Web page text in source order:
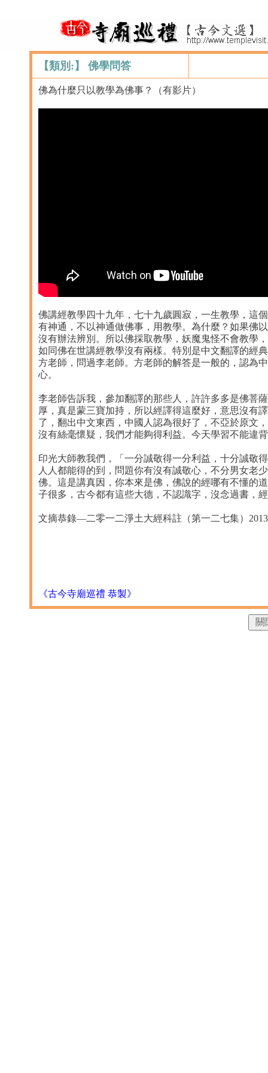
【類別:】 佛學問答
佛為什麼只以教學為佛事？（有影片）
佛講經教學四十九年，七十九歲圓寂，一生教學，這
有神通，不以神通做佛事，用教學。為什麼？如果佛
沒有辦法辨別。所以佛採取教學，妖魔鬼怪不會教學
如同佛在世講經教學沒有兩樣。特別是中文翻譯的經
方老師，問過李老師。方老師的解答是一般的，認為
心。
李老師告訴我，參加翻譯的那些人，許許多多是佛菩
厚，真是蒙三寶加持，所以經譯得這麼好，意思沒有
了，翻出中文東西，中國人認為很好了，不亞於原文
沒有絲毫懷疑，我們才能夠得利益。今天學習不能違
印光大師教我們，「一分誠敬得一分利益，十分誠敬
人人都能得的到，問題你有沒有誠敬心，不分男女老
佛。這是講真因，你本來是佛，佛說的經哪有不懂的
子很多，古今都有這些大德，不認識字，沒念過書，
文摘恭錄—二零一二淨土大經科註（第一二七集）
《古今寺廟巡禮 恭製》